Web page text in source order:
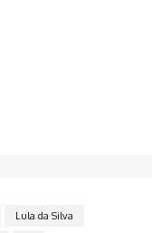
Lula da Silva